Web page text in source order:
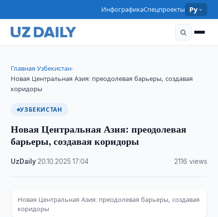
ИнфографикаСпецпроекты Ру
Главная›Узбекистан›
Новая Центральная Азия: преодолевая барьеры, создавая
коридоры
УЗБЕКИСТАН
Новая Центральная Азия: преодолевая
барьеры, создавая коридоры
UzDaily 20.10.2025 ·17:04 2116 views
Новая Центральная Азия: преодолевая барьеры, создавая
коридоры